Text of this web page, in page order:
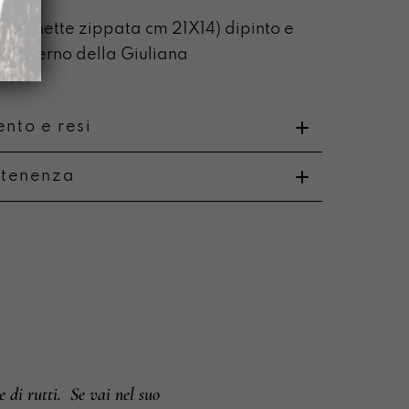
zippata cm 21X14) dipinto e
della Giuliana
e resi
di rutti. Se vai nel suo